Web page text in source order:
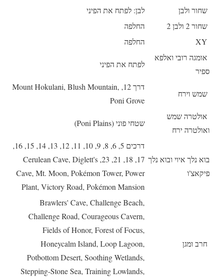
שחור ולבן
לבן: לפתח את הפיני
שחור 2 ולבן 2
החלפה
החלפה
אומגה רובי ואלפא
ספיר
לפתח את הפיני
שמש וירח
דרך 12, Mount Hokulani, Blush Mountain,
Poni Grove
אולטרה שמש
ואולטרה ירח
שטחי פוני (Poni Plains)
בוא נלך איוי ובוא נלך
פיקאצ'ו
דרכים 5, 6, 8, 9, 10, 11, 12, 13, 14, 15, 16,
17, 18, 21, 23, Cerulean Cave, Diglett's
Cave, Mt. Moon, Pokémon Tower, Power
Plant, Victory Road, Pokémon Mansion
חרב ומגן
Brawlers' Cave, Challenge Beach,
Challenge Road, Courageous Cavern,
Fields of Honor, Forest of Focus,
Honeycalm Island, Loop Lagoon,
Potbottom Desert, Soothing Wetlands,
Stepping-Stone Sea, Training Lowlands,